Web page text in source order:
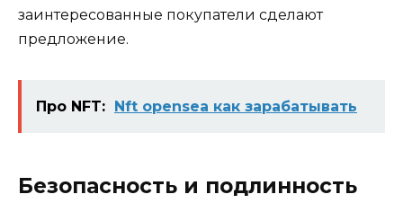
заинтересованные покупатели сделают
предложение.
Про NFT: Nft opensea как зарабатывать
Безопасность и подлинность